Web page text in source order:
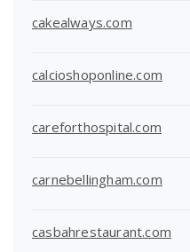
cakealways.com
calcioshoponline.com
careforthospital.com
carnebellingham.com
casbahrestaurant.com